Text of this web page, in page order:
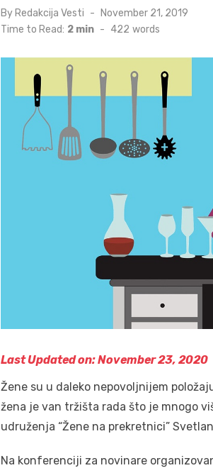
By Redakcija Vesti
Posted
November 21, 2019
Time to Read: 2 min - 422 words
Last Updated on: November 23, 2020
Žene su u daleko nepovoljnijem
žena je van tržišta rada što je mnogo
udruženja “Žene na prekretnici”
Na konferenciji za novinare